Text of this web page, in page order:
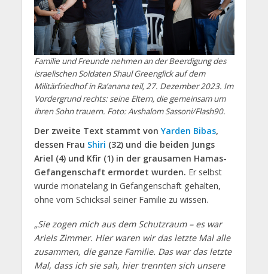
Familie und Freunde nehmen an der Beerdigung des
israelischen Soldaten Shaul Greenglick auf dem
Militärfriedhof in Ra’anana teil, 27. Dezember 2023. Im
Vordergrund rechts: seine Eltern, die gemeinsam um
ihren Sohn trauern. Foto: Avshalom Sassoni/Flash90.
Der zweite Text stammt vonYarden Bibas,
dessen Frau Shiri (32) und die beiden Jungs
Ariel (4) und Kfir (1) in der grausamen Hamas-
Gefangenschaft ermordet wurden. Er selbst
wurde monatelang in Gefangenschaft gehalten,
ohne vom Schicksal seiner Familie zu wissen.
„Sie zogen mich aus dem Schutzraum – es war
Ariels Zimmer. Hier waren wir das letzte Mal alle
zusammen, die ganze Familie. Das war das letzte
Mal, dass ich sie sah, hier trennten sich unsere